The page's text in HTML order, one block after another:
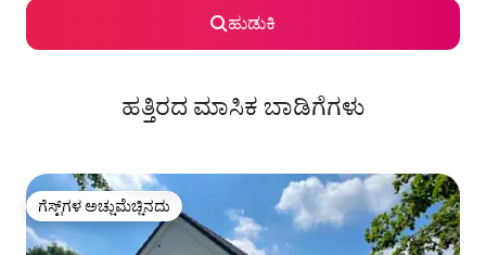
ಹುಡುಕಿ
ಹತ್ತಿರದ ಮಾಸಿಕ ಬಾಡಿಗೆಗಳು
ಗೆಸ್ಟ್‌ಗಳ ಅಚ್ಚುಮೆಚ್ಚಿನದು
ಗೆಸ್ಟ್‌ಗಳ ಅಚ್ಚುಮೆಚ್ಚಿನದು